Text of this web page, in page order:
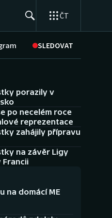
ČT
SLEDOVAT
porazily v
po necelém roce
reprezentace
zahájily přípravu
na závěr Ligy
Francii
na domácí ME